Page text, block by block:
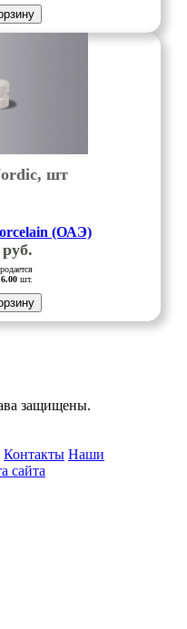
шт
(ОАЭ)
6.00шт.
защищены.
Контакты Наши
сайта